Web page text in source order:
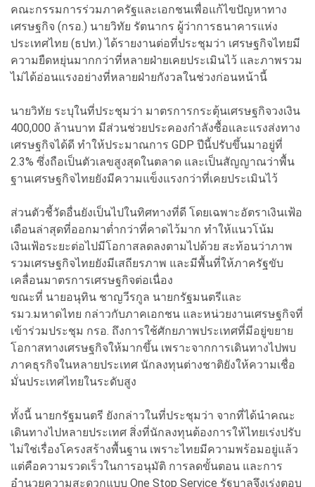
คณะกรรมการร่วมภาครัฐและเอกชนเพื่อแก้ไขปัญหาทาง
เศรษฐกิจ (กรอ.) นายวิทัย รัตนากร ผู้ว่าการธนาคารแห่ง
ประเทศไทย (ธปท.) ได้รายงานต่อที่ประชุมว่า เศรษฐกิจไทยมี
ความยืดหยุ่นมากกว่าที่หลายฝ่ายเคยประเมินไว้ และภาพรวม
ไม่ได้อ่อนแรงอย่างที่หลายฝ่ายกังวลในช่วงก่อนหน้านี้
นายวิทัย ระบุในที่ประชุมว่า มาตรการกระตุ้นเศรษฐกิจวงเงิน
400,000 ล้านบาท มีส่วนช่วยประคองกำลังซื้อและแรงส่งทาง
เศรษฐกิจได้ดี ทำให้ประมาณการ GDP ปีนี้ปรับขึ้นมาอยู่ที่
2.3% ซึ่งถือเป็นตัวเลขสูงสุดในตลาด และเป็นสัญญาณว่าพื้น
ฐานเศรษฐกิจไทยยังมีความแข็งแรงกว่าที่เคยประเมินไว้
ส่วนตัวชี้วัดอื่นยังเป็นไปในทิศทางที่ดี โดยเฉพาะอัตราเงินเฟ้อ
เดือนล่าสุดที่ออกมาต่ำกว่าที่คาดไว้มาก ทำให้แนวโน้ม
เงินเฟ้อระยะต่อไปมีโอกาสลดลงตามไปด้วย สะท้อนว่าภาพ
รวมเศรษฐกิจไทยยังมีเสถียรภาพ และมีพื้นที่ให้ภาครัฐขับ
เคลื่อนมาตรการเศรษฐกิจต่อเนื่อง
ขณะที่ นายอนุทิน ชาญวีรกูล นายกรัฐมนตรีและ
รมว.มหาดไทย กล่าวกับภาคเอกชน และหน่วยงานเศรษฐกิจที่
เข้าร่วมประชุม กรอ. ถึงการใช้ศักยภาพประเทศที่มีอยู่ขยาย
โอกาสทางเศรษฐกิจให้มากขึ้น เพราะจากการเดินทางไปพบ
ภาคธุรกิจในหลายประเทศ นักลงทุนต่างชาติยังให้ความเชื่อ
มั่นประเทศไทยในระดับสูง
ทั้งนี้ นายกรัฐมนตรี ยังกล่าวในที่ประชุมว่า จากที่ได้นำคณะ
เดินทางไปหลายประเทศ สิ่งที่นักลงทุนต้องการให้ไทยเร่งปรับ
ไม่ใช่เรื่องโครงสร้างพื้นฐาน เพราะไทยมีความพร้อมอยู่แล้ว
แต่คือความรวดเร็วในการอนุมัติ การลดขั้นตอน และการ
อำนวยความสะดวกแบบ One Stop Service รัฐบาลจึงเร่งตอบ